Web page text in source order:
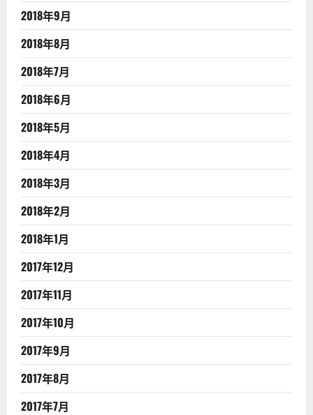
2018年9月
2018年8月
2018年7月
2018年6月
2018年5月
2018年4月
2018年3月
2018年2月
2018年1月
2017年12月
2017年11月
2017年10月
2017年9月
2017年8月
2017年7月